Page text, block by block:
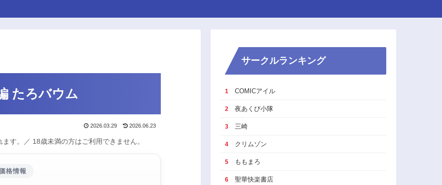
たろバウム
2026.03.29 2026.06.23
す。／ 18歳未満の方はご利用できません。
格情報
サークルランキング
1 COMICアイル
2 夜あくび小隊
3 三崎
4 クリムゾン
5 ももまろ
6 聖華快楽書店